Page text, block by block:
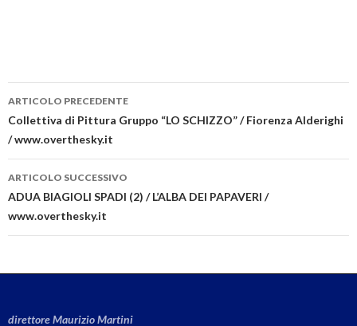
Navigazione articolo
ARTICOLO PRECEDENTE
Collettiva di Pittura Gruppo “LO SCHIZZO” / Fiorenza Alderighi
/ www.overthesky.it
ARTICOLO SUCCESSIVO
ADUA BIAGIOLI SPADI (2) / L’ALBA DEI PAPAVERI /
www.overthesky.it
direttore Maurizio Martini